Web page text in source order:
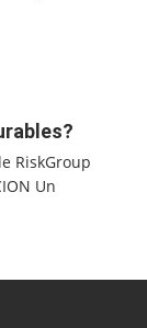
RiskGroup
Un